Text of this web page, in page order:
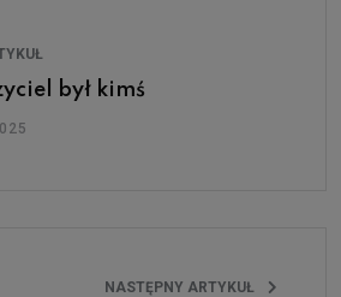
był kimś
NASTĘPNY ARTYKUŁ